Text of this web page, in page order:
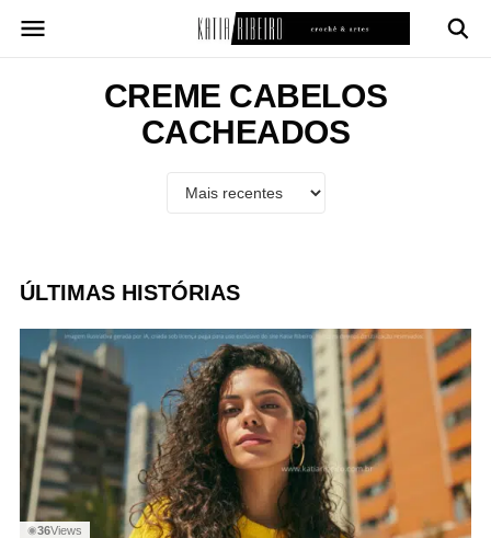
para
CREME CABELOS
CACHEADOS
ÚLTIMAS HISTÓRIAS
◉36Views